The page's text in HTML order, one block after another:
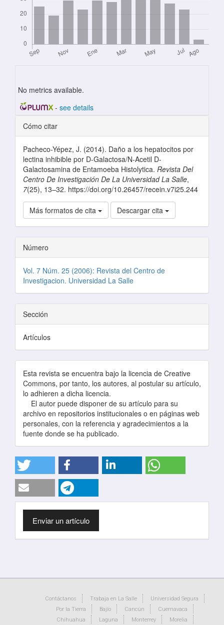
No metrics available.
- see details
Detalles del artículo
Cómo citar
Pacheco-Yépez, J. (2014). Daño a los hepatocitos por
lectina inhibible por D-Galactosa/N-Acetil D-
Galactosamina de Entamoeba Histolytica. Revista Del
Centro De Investigación De La Universidad La Salle,
7(25), 13–32. https://doi.org/10.26457/recein.v7i25.244
Más formatos de cita Descargar cita
Número
Vol. 7 Núm. 25 (2006): Revista del Centro de
Investigacion. Universidad La Salle
Sección
Artículos
Esta revista se encuentra bajo la licencia de Creative
Commons, por tanto, los autores, al postular su artículo,
lo adhieren a dicha licencia.
El autor puede disponer de su artículo para su
archivo en repositorios institucionales o en páginas web
personales, con la referencia y agradecimientos a la
fuente donde se ha publicado.
Enviar
un
artículo
Enviar un artículo
Contáctanos Trabaja en La Salle
Universidad Segura
Por la Tierra
Bajío Cancún
Cuernavaca
Chihuahua
Laguna Monterrey Morelia